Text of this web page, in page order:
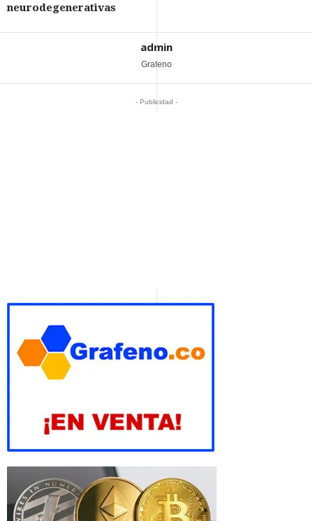
neurodegenerativas
admin
Grafeno
- Publicidad -